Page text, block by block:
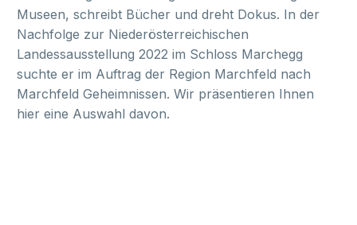
Museen, schreibt Bücher und dreht Dokus. In der
Nachfolge zur Niederösterreichischen
Landessausstellung 2022 im Schloss Marchegg
suchte er im Auftrag der Region Marchfeld nach
Marchfeld Geheimnissen. Wir präsentieren Ihnen
hier eine Auswahl davon.